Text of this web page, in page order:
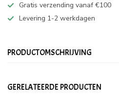
Gratis verzending vanaf €100
Levering 1-2 werkdagen
PRODUCTOMSCHRIJVING
GERELATEERDE PRODUCTEN